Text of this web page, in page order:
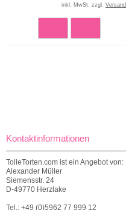
inkl. MwSt. zzgl. Versand
Kontaktinformationen
TolleTorten.com ist ein Angebot von:
Alexander Müller
Siemensstr. 24
D-49770 Herzlake
Tel.: +49 (0)5962 77 999 12